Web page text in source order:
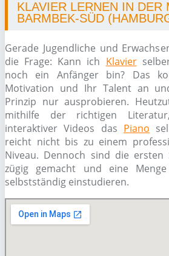
KLAVIER LERNEN IN DER
BARMBEK-SÜD
Gerade Jugendliche und
die Frage: Kann ich Klavier
noch ein Anfänger bin? Das
Motivation und Ihr Talent an
Prinzip nur ausprobieren.
mithilfe der richtigen
interaktiver Videos das Piano
reicht nicht bis zu einem
Niveau. Dennoch sind die ersten
zügig gemacht und eine
selbstständig einstudieren.